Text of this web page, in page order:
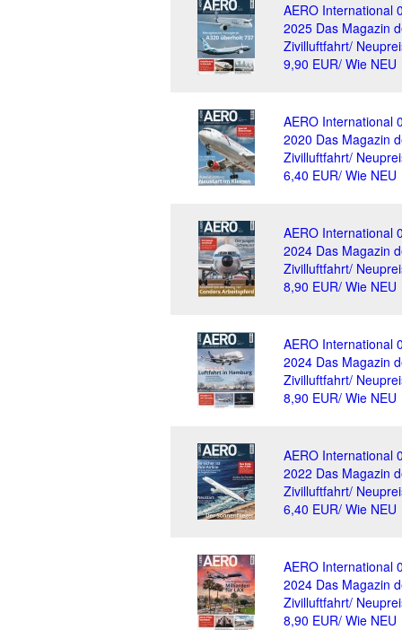
AERO International
2025 Das Magazin
Zivilluftfahrt/
9,90 EUR/ Wie NEU
AERO International
2020 Das Magazin
Zivilluftfahrt/
6,40 EUR/ Wie NEU
AERO International
2024 Das Magazin
Zivilluftfahrt/
8,90 EUR/ Wie NEU
AERO International
2024 Das Magazin
Zivilluftfahrt/
8,90 EUR/ Wie NEU
AERO International
2022 Das Magazin
Zivilluftfahrt/
6,40 EUR/ Wie NEU
AERO International
2024 Das Magazin
Zivilluftfahrt/
8,90 EUR/ Wie NEU